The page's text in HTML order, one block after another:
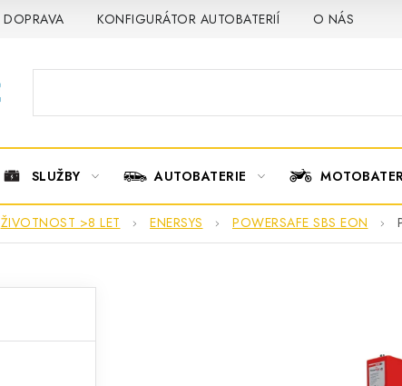
KONFIGURÁTOR AUTOBATERIÍ O NÁS
SLUŽBY AUTOBATERIE
ŽIVOTNOST >8 LET ENERSYS POWERSAFE SBS EON